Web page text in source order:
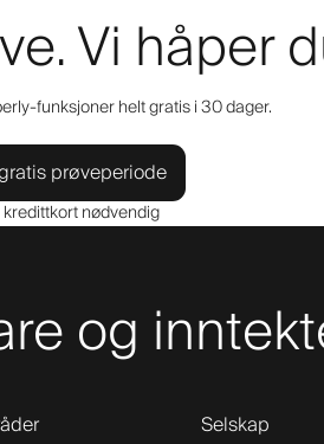
Vi håper
funksjoner helt gratis i 30 dager.
prøveperiode
kredittkort nødvendig
og
Selskap